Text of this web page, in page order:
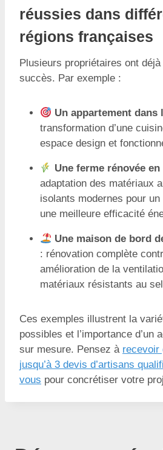
réussies dans
régions françaises
Plusieurs propriétaires ont
succès. Par exemple :
Un appartement dans
transformation d’une
espace design et
Une ferme rénovée
adaptation des matériaux
isolants modernes pour
une meilleure efficacité
Une maison de bord
: rénovation complète
amélioration de la
matériaux résistants au
Ces exemples illustrent la
possibles et l’importance d’un
sur mesure. Pensez à recevoir
jusqu’à 3 devis d’artisans
vous pour concrétiser votre